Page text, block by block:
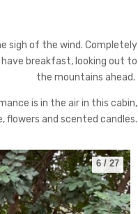
sigh of the wind. Completely
breakfast, looking out to
the mountains ahead.
is in the air in this cabin,
flowers and scented candles.
6 / 27